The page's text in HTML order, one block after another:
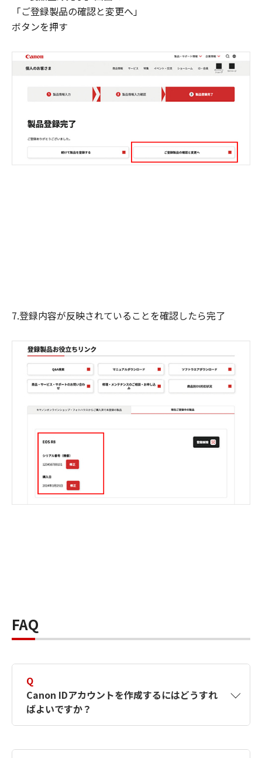
「ご登録製品の確認と変更へ」
ボタンを押す
7.登録内容が反映されていることを確認したら完了
FAQ
Q
Canon IDアカウントを作成するにはどうすれ
ばよいですか？